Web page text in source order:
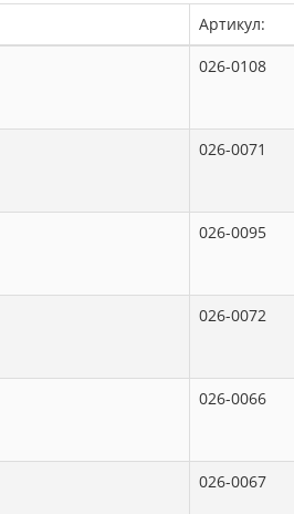
Артикул:
026-0108
026-0071
026-0095
026-0072
026-0066
026-0067